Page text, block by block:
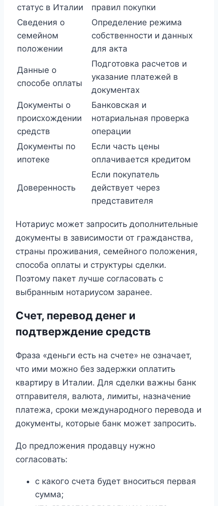
статус в Италии
правил покупки
Сведения о
семейном
положении
Определение режима
собственности и данных
для акта
Данные о
способе оплаты
Подготовка расчетов и
указание платежей в
документах
Документы о
происхождении
средств
Банковская и
нотариальная проверка
операции
Документы по
ипотеке
Если часть цены
оплачивается кредитом
Доверенность
Если покупатель
действует через
представителя
Нотариус может запросить дополнительные
документы в зависимости от гражданства,
страны проживания, семейного положения,
способа оплаты и структуры сделки.
Поэтому пакет лучше согласовать с
выбранным нотариусом заранее.
Счет, перевод денег и
подтверждение средств
Фраза «деньги есть на счете» не означает,
что ими можно без задержки оплатить
квартиру в Италии. Для сделки важны банк
отправителя, валюта, лимиты, назначение
платежа, сроки международного перевода и
документы, которые банк может запросить.
До предложения продавцу нужно
согласовать:
с какого счета будет вноситься первая
сумма;